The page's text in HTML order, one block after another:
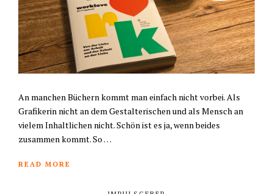
An manchen Büchern kommt man einfach nicht vorbei. Als
Grafikerin nicht an dem Gestalterischen und als Mensch an
vielem Inhaltlichen nicht. Schön ist es ja, wenn beides
zusammen kommt. So …
READ MORE